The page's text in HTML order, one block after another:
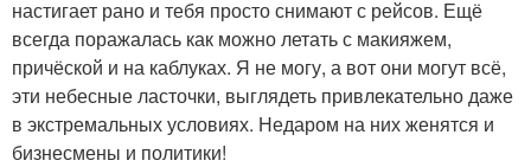
настигает рано и тебя просто снимают с рейсов. Ещё
всегда поражалась как можно летать с макияжем,
причёской и на каблуках. Я не могу, а вот они могут всё,
эти небесные ласточки, выглядеть привлекательно даже
в экстремальных условиях. Недаром на них женятся и
бизнесмены и политики!